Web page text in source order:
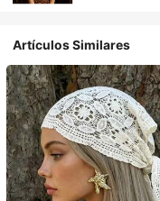
Artículos Similares